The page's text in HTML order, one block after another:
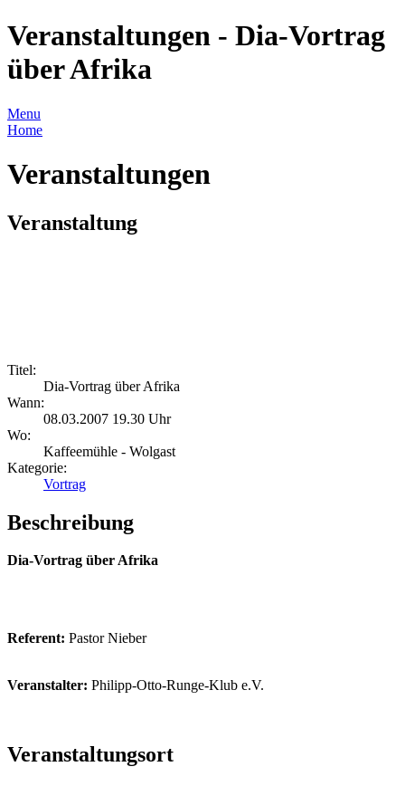
Veranstaltungen - Dia-Vortrag
über Afrika
Menu
Home
Veranstaltungen
Veranstaltung
Titel:
Dia-Vortrag über Afrika
Wann:
08.03.2007 19.30 Uhr
Wo:
Kaffeemühle - Wolgast
Kategorie:
Vortrag
Beschreibung
Dia-Vortrag über Afrika
Referent: Pastor Nieber
Veranstalter: Philipp-Otto-Runge-Klub e.V.
Veranstaltungsort